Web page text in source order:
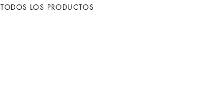
TODOS LOS PRODUCTOS